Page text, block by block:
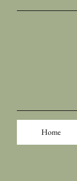
Home